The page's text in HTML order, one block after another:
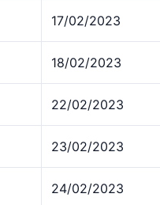
17/02/2023
18/02/2023
22/02/2023
23/02/2023
24/02/2023